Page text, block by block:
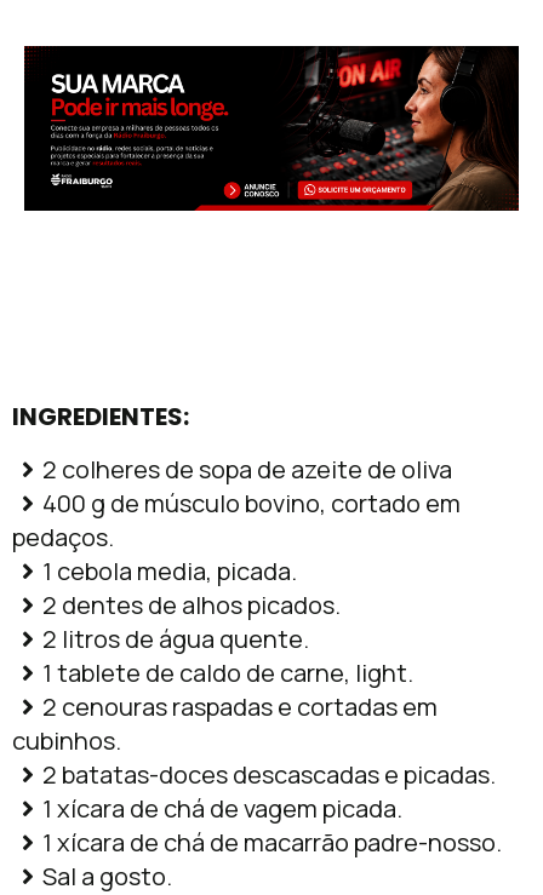
INGREDIENTES:
2 colheres de sopa de azeite de oliva
400 g de músculo bovino, cortado em
pedaços.
1 cebola media, picada.
2 dentes de alhos picados.
2 litros de água quente.
1 tablete de caldo de carne, light.
2 cenouras raspadas e cortadas em
cubinhos.
2 batatas-doces descascadas e picadas.
1 xícara de chá de vagem picada.
1 xícara de chá de macarrão padre-nosso.
Sal a gosto.